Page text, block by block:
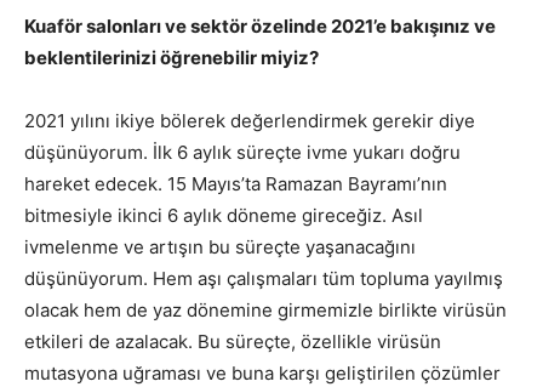
Kuaför salonları ve sektör özelinde 2021’e bakışınız ve
beklentilerinizi öğrenebilir miyiz?
2021 yılını ikiye bölerek değerlendirmek gerekir diye
düşünüyorum. İlk 6 aylık süreçte ivme yukarı doğru
hareket edecek. 15 Mayıs’ta Ramazan Bayramı’nın
bitmesiyle ikinci 6 aylık döneme gireceğiz. Asıl
ivmelenme ve artışın bu süreçte yaşanacağını
düşünüyorum. Hem aşı çalışmaları tüm topluma yayılmış
olacak hem de yaz dönemine girmemizle birlikte virüsün
etkileri de azalacak. Bu süreçte, özellikle virüsün
mutasyona uğraması ve buna karşı geliştirilen çözümler